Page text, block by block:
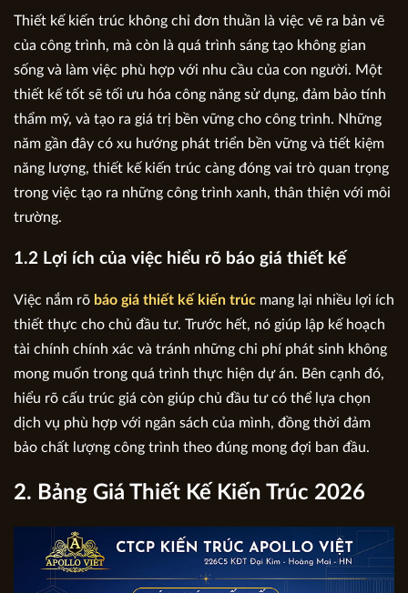
Thiết kế kiến trúc không chỉ đơn thuần là việc vẽ ra bản vẽ
của công trình, mà còn là quá trình sáng tạo không gian
sống và làm việc phù hợp với nhu cầu của con người. Một
thiết kế tốt sẽ tối ưu hóa công năng sử dụng, đảm bảo tính
thẩm mỹ, và tạo ra giá trị bền vững cho công trình. Những
năm gần đây có xu hướng phát triển bền vững và tiết kiệm
năng lượng, thiết kế kiến trúc càng đóng vai trò quan trọng
trong việc tạo ra những công trình xanh, thân thiện với môi
trường.
1.2 Lợi ích của việc hiểu rõ báo giá thiết kế
Việc nắm rõ báo giá thiết kế kiến trúc mang lại nhiều lợi ích
thiết thực cho chủ đầu tư. Trước hết, nó giúp lập kế hoạch
tài chính chính xác và tránh những chi phí phát sinh không
mong muốn trong quá trình thực hiện dự án. Bên cạnh đó,
hiểu rõ cấu trúc giá còn giúp chủ đầu tư có thể lựa chọn
dịch vụ phù hợp với ngân sách của mình, đồng thời đảm
bảo chất lượng công trình theo đúng mong đợi ban đầu.
2. Bảng Giá Thiết Kế Kiến Trúc 2026